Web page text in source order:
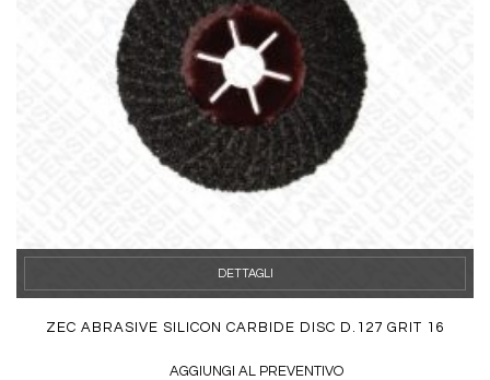
DETTAGLI
ZEC ABRASIVE SILICON CARBIDE DISC D.127 GRIT 16
AGGIUNGI AL PREVENTIVO